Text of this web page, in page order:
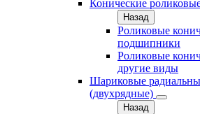
Конические
Назад
Роликовые
подшипники
Роликовые
другие виды
Шариковые
(двухрядные)
Назад